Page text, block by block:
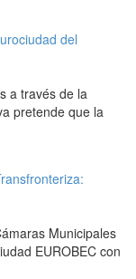
del
a través de la
pretende que la
Municipales
EUROBEC con